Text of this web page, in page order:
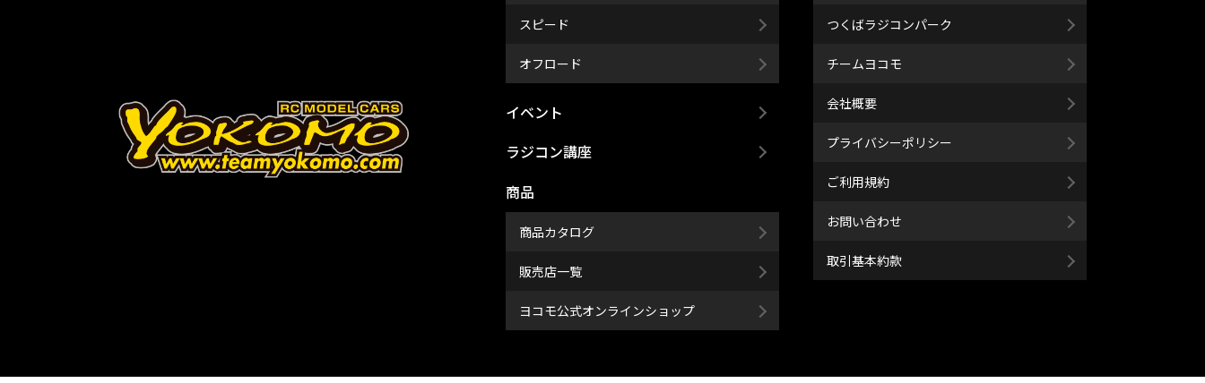
スピード
オフロード
イベント
ラジコン講座
商品
商品カタログ
販売店一覧
ヨコモ公式オンラインショップ
つくばラジコンパーク
チームヨコモ
会社概要
プライバシーポリシー
ご利用規約
お問い合わせ
取引基本約款